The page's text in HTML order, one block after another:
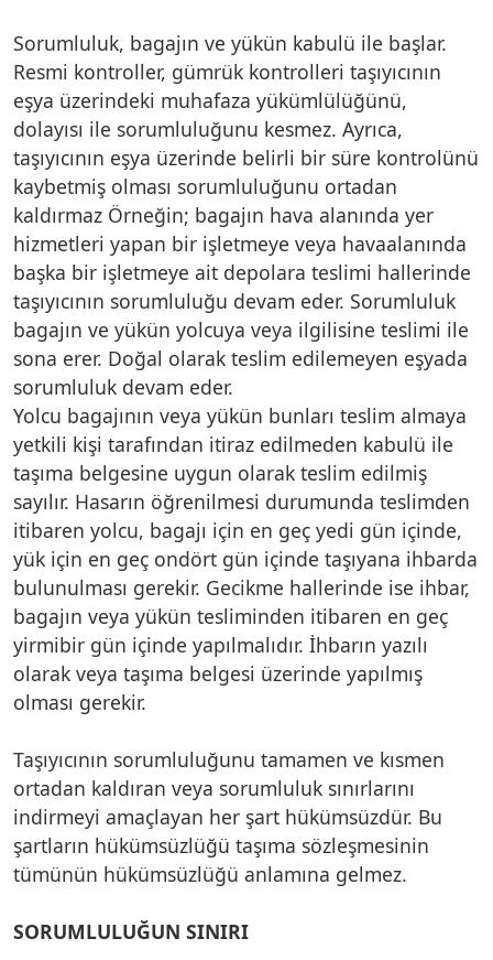
Sorumluluk, bagajın ve yükün kabulü ile başlar.
Resmi kontroller, gümrük kontrolleri taşıyıcının
eşya üzerindeki muhafaza yükümlülüğünü,
dolayısı ile sorumluluğunu kesmez. Ayrıca,
taşıyıcının eşya üzerinde belirli bir süre kontrolünü
kaybetmiş olması sorumluluğunu ortadan
kaldırmaz Örneğin; bagajın hava alanında yer
hizmetleri yapan bir işletmeye veya havaalanında
başka bir işletmeye ait depolara teslimi hallerinde
taşıyıcının sorumluluğu devam eder. Sorumluluk
bagajın ve yükün yolcuya veya ilgilisine teslimi ile
sona erer. Doğal olarak teslim edilemeyen eşyada
sorumluluk devam eder.
Yolcu bagajının veya yükün bunları teslim almaya
yetkili kişi tarafından itiraz edilmeden kabulü ile
taşıma belgesine uygun olarak teslim edilmiş
sayılır. Hasarın öğrenilmesi durumunda teslimden
itibaren yolcu, bagajı için en geç yedi gün içinde,
yük için en geç ondört gün içinde taşıyana ihbarda
bulunulması gerekir. Gecikme hallerinde ise ihbar,
bagajın veya yükün tesliminden itibaren en geç
yirmibir gün içinde yapılmalıdır. İhbarın yazılı
olarak veya taşıma belgesi üzerinde yapılmış
olması gerekir.
Taşıyıcının sorumluluğunu tamamen ve kısmen
ortadan kaldıran veya sorumluluk sınırlarını
indirmeyi amaçlayan her şart hükümsüzdür. Bu
şartların hükümsüzlüğü taşıma sözleşmesinin
tümünün hükümsüzlüğü anlamına gelmez.
SORUMLULUĞUN SINIRI